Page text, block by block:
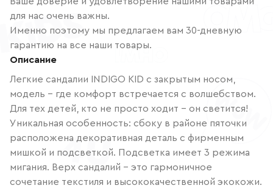
для нас очень важны.
Именно поэтому мы предлагаем вам 30-дневную
гарантию на все наши товары.
Описание
Легкие сандалии INDIGO KID с закрытым носом,
модель – где комфорт встречается с волшебством.
Для тех детей, кто не просто ходит – он светится!
Уникальная особенность: сбоку в районе пяточки
расположена декоративная деталь с фирменным
мишкой и подсветкой. Подсветка имеет 3 режима
мигания. Верх сандалий – это гармоничное
сочетание текстиля и высококачественной экокожи.